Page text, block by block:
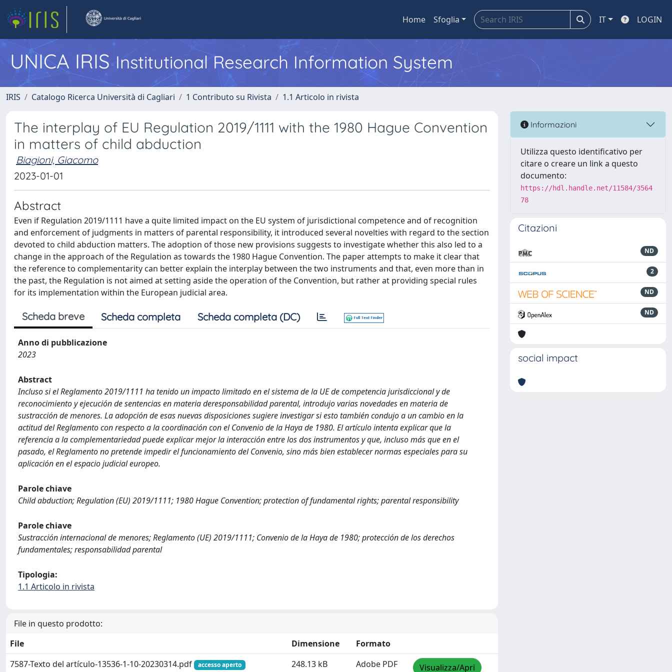
Home Sfoglia IT LOGIN
UNICA IRISInstitutional Research Information System
IRIS Catalogo Ricerca Università di Cagliari 1 Contributo su Rivista 1.1 Articolo in rivista
The interplay of EU Regulation 2019/1111 with the 1980 Hague Convention
in matters of child abduction
Biagioni, Giacomo
2023-01-01
Abstract
Even if Regulation 2019/1111 have a quite limited impact on the EU system of jurisdictional competence and of recognition
and enforcement of judgments in matters of parental responsibility, it introduced several novelties with regard to the section
devoted to child abduction matters. The adoption of those new provisions suggests to investigate whether this also led to a
change in the approach of the Regulation as towards the 1980 Hague Convention. The paper attempts to make it clear that
the reference to complementarity can better explain the interplay between the two instruments and that, even more than in
the past, the Regulation is not aimed at setting aside the operation of the Convention, but rather at providing special rules
for its implementation within the European judicial area.
Scheda breve Scheda completa Scheda completa (DC)
Anno di pubblicazione
2023
Abstract
Incluso si el Reglamento 2019/1111 ha tenido un impacto limitado en el sistema de la UE de competencia jurisdiccional y de
reconocimiento y ejecución de sentencias en materia deresponsabilidad parental, introdujo varias novedades en materia de
sustracción de menores. La adopción de esas nuevas disposiciones sugiere investigar si esto también condujo a un cambio en la
actitud del Reglamento con respecto a la coordinación con el Convenio de la Haya de 1980. El artículo intenta explicar que la
referencia a la complementariedad puede explicar mejor la interacción entre los dos instrumentos y que, incluso más que en el
pasado, el Reglamento no pretende impedir el funcionamiento del Convenio, sino más bien establecer normas especiales para su
aplicación en el espacio judicial europeo.
Parole chiave
Child abduction; Regulation (EU) 2019/1111; 1980 Hague Convention; protection of fundamental rights; parental responsibility
Parole chiave
Sustracción internacional de menores; Reglamento (UE) 2019/1111; Convenio de la Haya de 1980; protección de los derechos
fundamentales; responsabilidad parental
Tipologia:
1.1 Articolo in rivista
File in questo prodotto:
File
Dimensione
Formato
7587-Texto del artículo-13536-1-10-20230314.pdf
accesso aperto 248.13 kB Adobe PDF Visualizza/Apri
Informazioni
Utilizza questo identificativo per
citare o creare un link a questo
documento:
https://hdl.handle.net/11584/3564
78
Citazioni
ND
2
ND
ND
social impact